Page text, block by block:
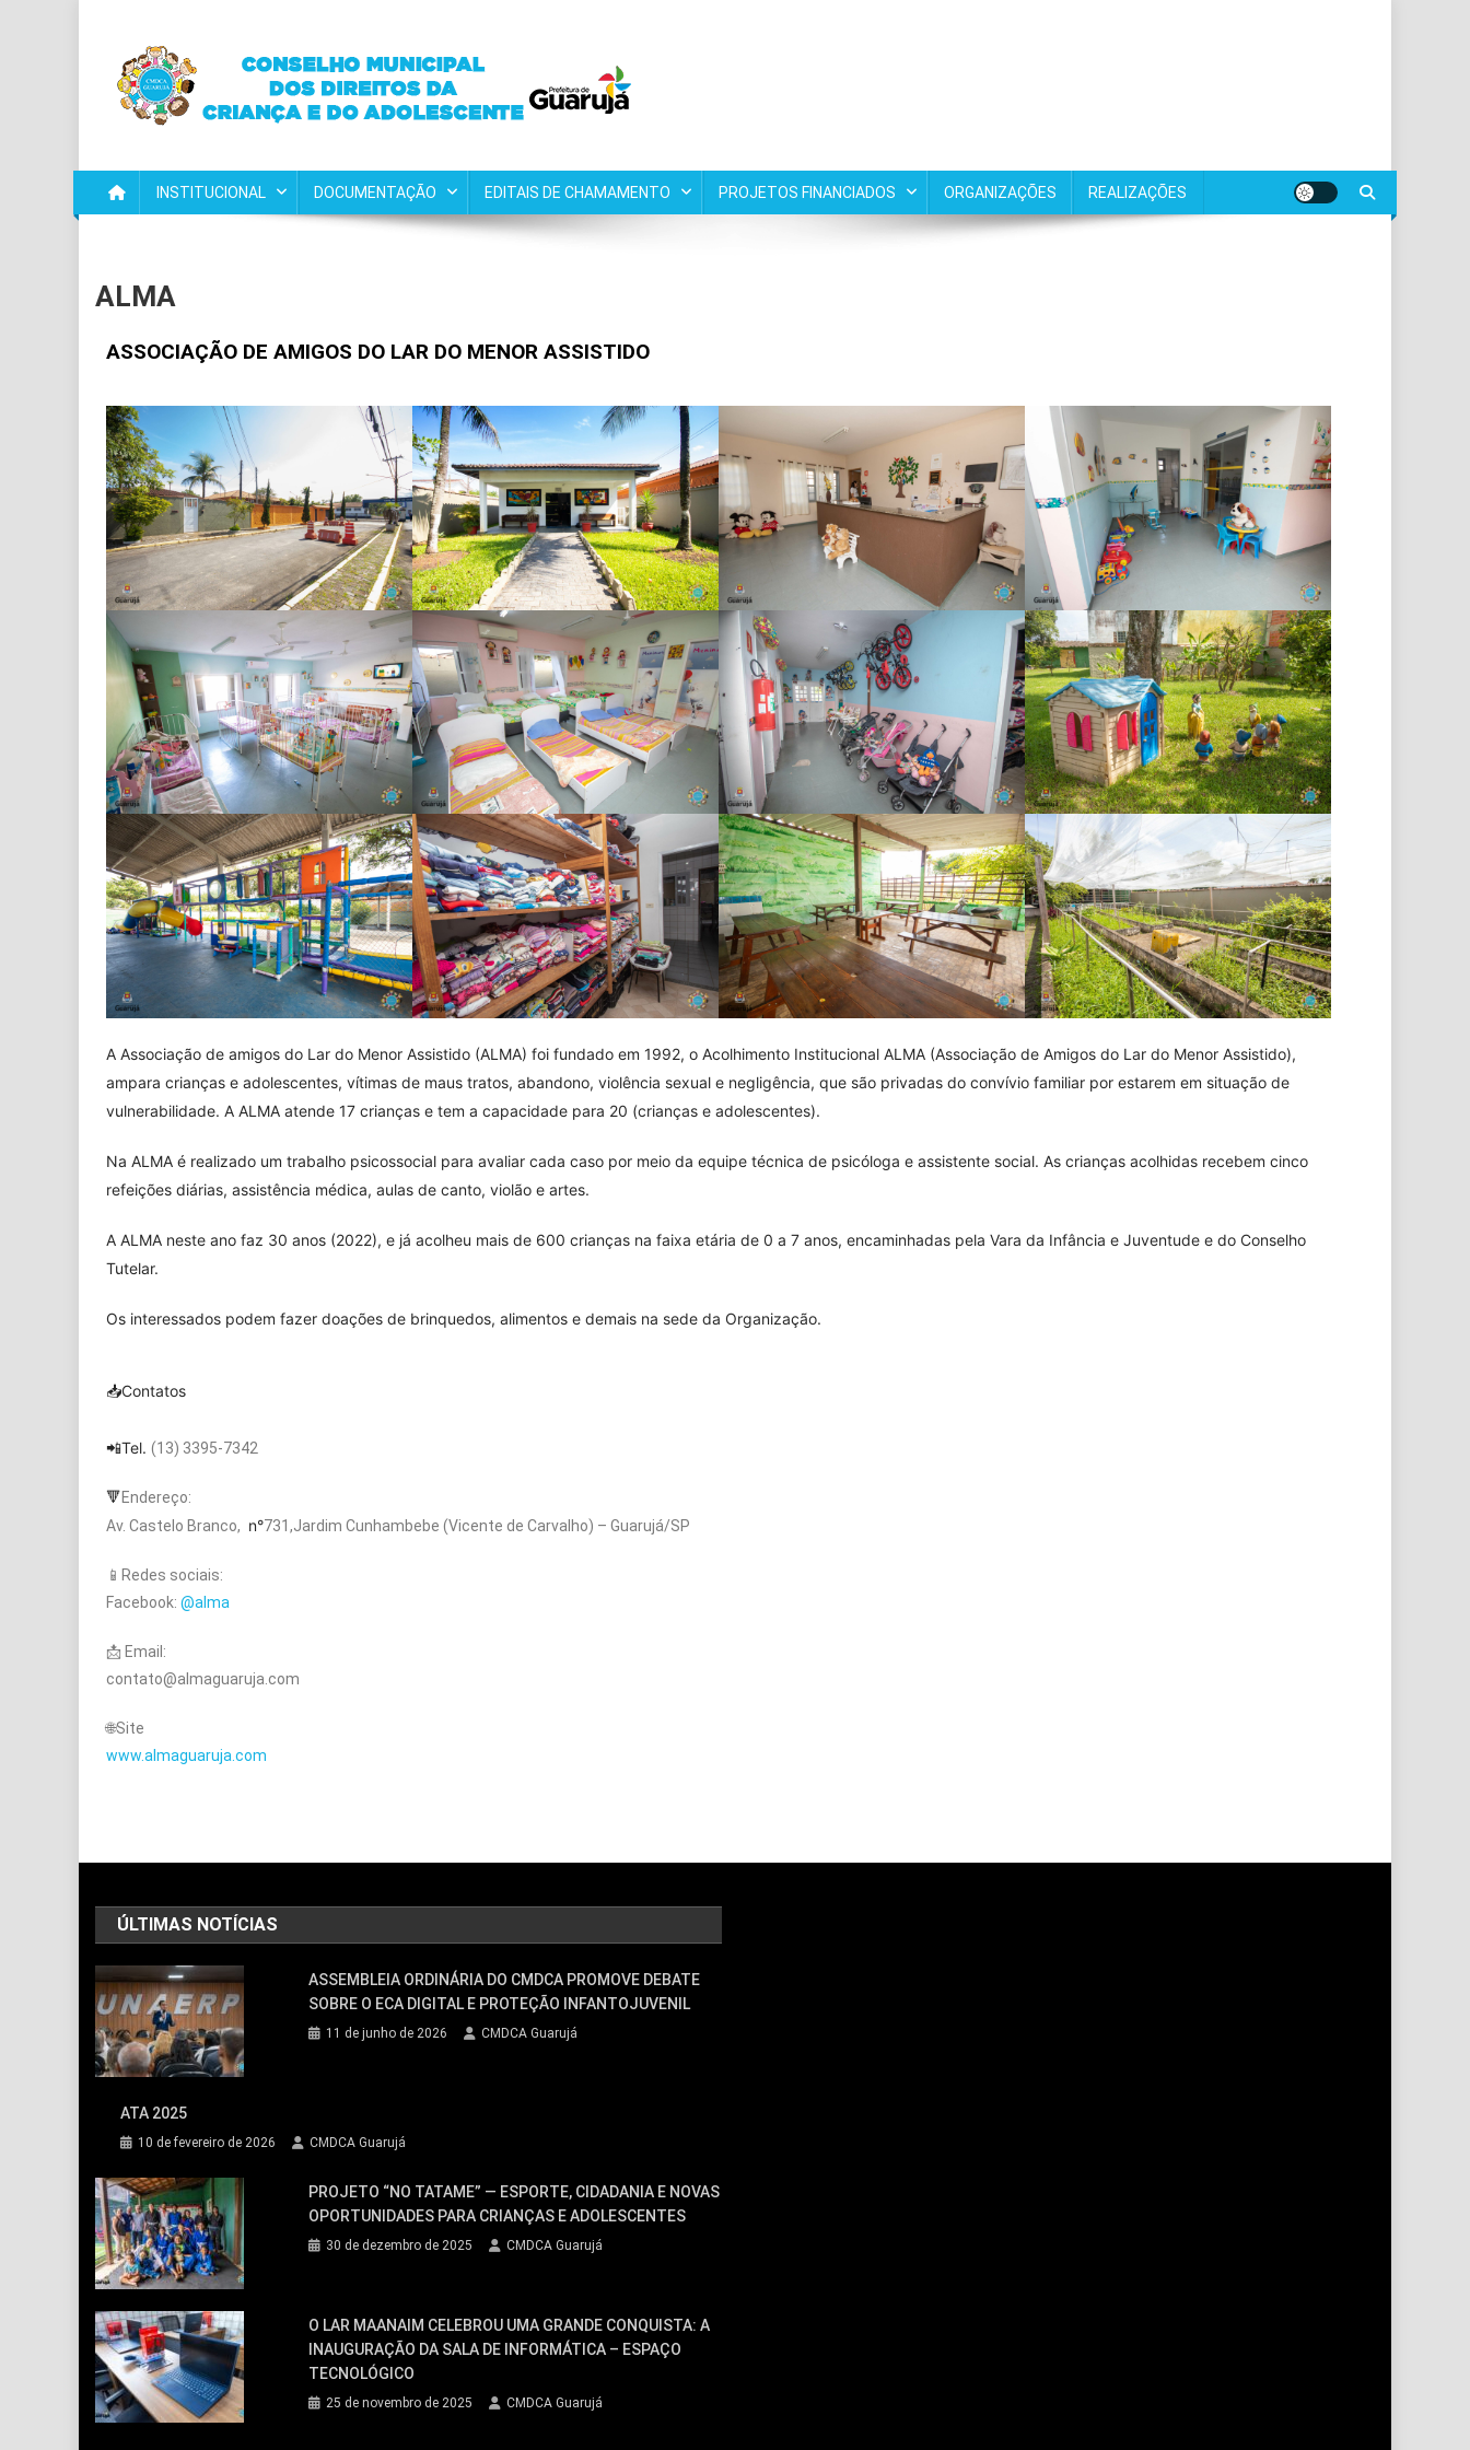
INSTITUCIONAL DOCUMENTAÇÃO EDITAIS DE CHAMAMENTO PROJETOS FINANCIADOS ORGANIZAÇÕES REALIZAÇÕES
ALMA
ASSOCIAÇÃO DE AMIGOS DO LAR DO MENOR ASSISTIDO
A Associação de amigos do Lar do Menor Assistido (ALMA) foi fundado em 1992, o Acolhimento Institucional ALMA (Associação de Amigos do Lar do Menor Assistido),
ampara crianças e adolescentes, vítimas de maus tratos, abandono, violência sexual e negligência, que são privadas do convívio familiar por estarem em situação de
vulnerabilidade. A ALMA atende 17 crianças e tem a capacidade para 20 (crianças e adolescentes).
Na ALMA é realizado um trabalho psicossocial para avaliar cada caso por meio da equipe técnica de psicóloga e assistente social. As crianças acolhidas recebem cinco
refeições diárias, assistência médica, aulas de canto, violão e artes.
A ALMA neste ano faz 30 anos (2022), e já acolheu mais de 600 crianças na faixa etária de 0 a 7 anos, encaminhadas pela Vara da Infância e Juventude e do Conselho
Tutelar.
Os interessados podem fazer doações de brinquedos, alimentos e demais na sede da Organização.
📥Contatos
📲Tel. (13) 3395-7342
🔻Endereço:
Av. Castelo Branco, n°731,Jardim Cunhambebe (Vicente de Carvalho) – Guarujá/SP
📱 Redes sociais:
Facebook: @alma
📩 Email:
contato@almaguaruja.com
🌐Site
www.almaguaruja.com
ÚLTIMAS NOTÍCIAS
ASSEMBLEIA ORDINÁRIA DO CMDCA PROMOVE DEBATE
SOBRE O ECA DIGITAL E PROTEÇÃO INFANTOJUVENIL
11 de junho de 2026 CMDCA Guarujá
ATA 2025
10 de fevereiro de 2026 CMDCA Guarujá
PROJETO “NO TATAME” — ESPORTE, CIDADANIA E NOVAS
OPORTUNIDADES PARA CRIANÇAS E ADOLESCENTES
30 de dezembro de 2025 CMDCA Guarujá
O LAR MAANAIM CELEBROU UMA GRANDE CONQUISTA: A
INAUGURAÇÃO DA SALA DE INFORMÁTICA – ESPAÇO
TECNOLÓGICO
25 de novembro de 2025 CMDCA Guarujá